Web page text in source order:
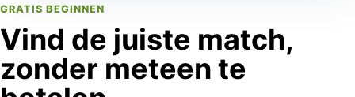
GRATIS BEGINNEN
Vind de juiste match,
zonder meteen te